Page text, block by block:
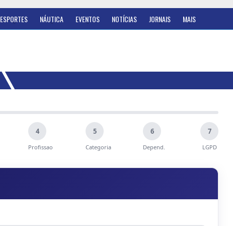
ESPORTES NÁUTICA EVENTOS NOTÍCIAS JORNAIS MAIS
4 5 6 7
Profissao Categoria Depend. LGPD